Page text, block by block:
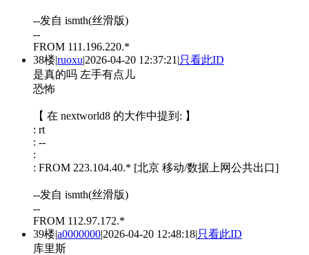
--发自 ismth(丝滑版)
--
FROM 111.196.220.*
38楼|ruoxu|2026-04-20 12:37:21 |只看此ID
是真的吗 左手有点儿
恐怖
【 在 nextworld8 的大作中提到: 】
: rt
: --
:
: FROM 223.104.40.* [北京 移动/数据上网公共出口]
--发自 ismth(丝滑版)
--
FROM 112.97.172.*
39楼|a0000000|2026-04-20 12:48:18|只看此ID
库里斯